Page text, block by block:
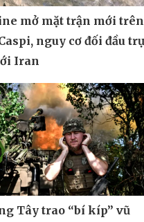
mở mặt trận mới trên
nguy cơ đối đầu
Iran
Tây trao “bí kíp” vũ